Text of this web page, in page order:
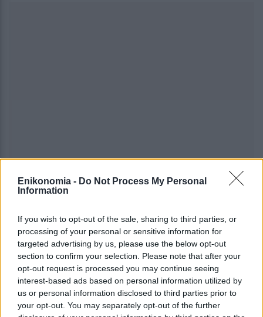
Enikonomia - Do Not Process My Personal
Information
If you wish to opt-out of the sale, sharing to third parties, or
processing of your personal or sensitive information for
targeted advertising by us, please use the below opt-out
section to confirm your selection. Please note that after your
opt-out request is processed you may continue seeing
interest-based ads based on personal information utilized by
us or personal information disclosed to third parties prior to
your opt-out. You may separately opt-out of the further
share
Γαλλία: Νέα απεργία για το συνταξιοδοτικό -Τι